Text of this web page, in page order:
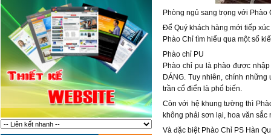
Phòng ngủ sang trọng với Phào
Để Quý khách hàng mới tiếp
Phào Chỉ tìm hiểu qua một số
Phào chỉ PU
Phào chỉ pu là phào được
DÁNG. Tuy nhiên, chính
trần cổ điển là phổ biến.
Còn với hệ khung tường thì
không phải sơn lại, hoa văn
Và đặc biệt Phào Chỉ PS Hàn